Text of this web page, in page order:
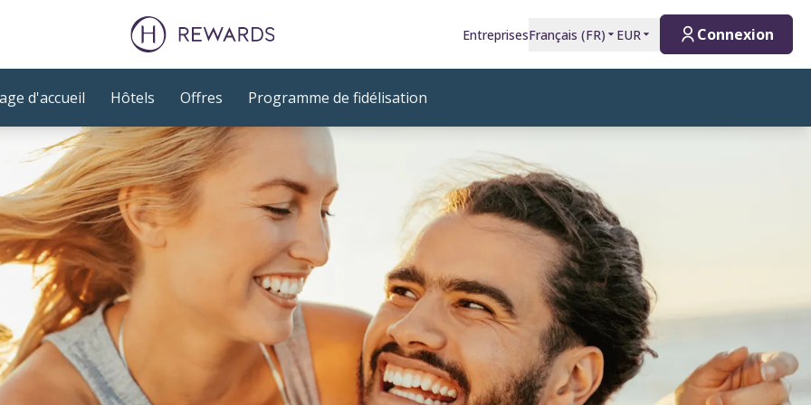
EntreprisesFrançais (FR) EUR Connexion
d'accueil Hôtels Offres Programme de fidélisation